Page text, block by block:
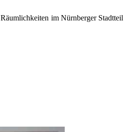
im Nürnberger Stadtteil